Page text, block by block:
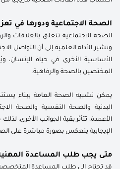
الصحة الاجتماعية ودورها في
الصحة الاجتماعية تتعلق بالعلاقات
وتشير الأدلة العلمية إلى أن التواصل
الأساسية الأخرى في حياة الإنسان،
المختصين بالصحة والرفاهية.
يمكن تشبيه الصحة العامة ببناء
البدنية والصحة النفسية والصحة
الأعمدة، تتأثر بقية الجوانب الأخرى،
الإيجابية ينعكس بصورة مباشرة على
متى يجب طلب المساعدة
قد تحتاج إلى طلب المساعدة